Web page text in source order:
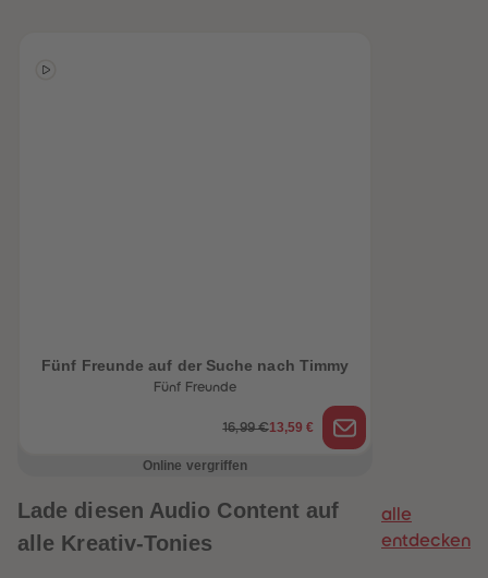
Fünf Freunde auf der Suche nach Timmy
Fünf Freunde
16,99 €13,59 €
Online vergriffen
Lade diesen Audio Content auf
alle Kreativ-Tonies
alle
entdecken